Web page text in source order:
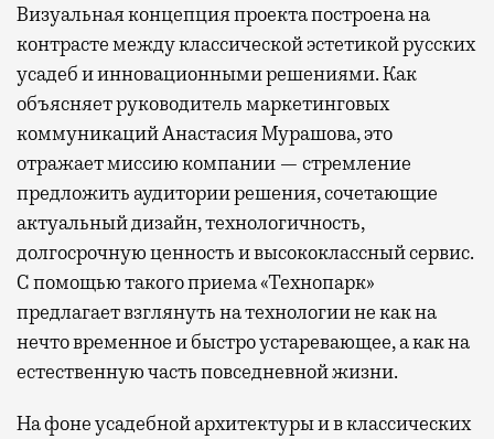
Визуальная концепция проекта построена на
контрасте между классической эстетикой русских
усадеб и инновационными решениями. Как
объясняет руководитель маркетинговых
коммуникаций Анастасия Мурашова, это
отражает миссию компании — стремление
предложить аудитории решения, сочетающие
актуальный дизайн, технологичность,
долгосрочную ценность и высококлассный сервис.
С помощью такого приема «Технопарк»
предлагает взглянуть на технологии не как на
нечто временное и быстро устаревающее, а как на
естественную часть повседневной жизни.
На фоне усадебной архитектуры и в классических